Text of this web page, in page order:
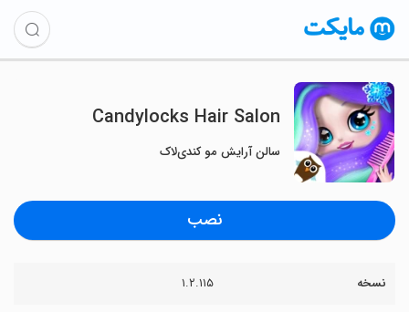
Candylocks Hair Salon
سالن آرایش مو کندی‌لاک
نصب
نسخه ۱.۲.۱۱۵